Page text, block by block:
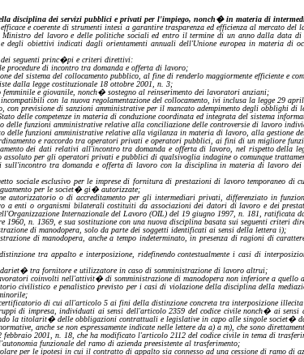
disciplina dei servizi pubblici e privati per l'impiego, nonch� in materia di
e coerente di strumenti intesi a garantire trasparenza ed efficienza al mercato
Ministro del lavoro e delle politiche sociali ed entro il termine di un anno dalla data
degli obiettivi indicati dagli orientamenti annuali dell'Unione europea in materia di
seguenti princ�pi e criteri direttivi:
proceduredi incontro tra domanda e offerta di lavoro;
del sistema del collocamento pubblico, al fine di renderlo maggiormente efficiente e
dalla legge costituzionale 18 ottobre 2001, n. 3;
e giovanile, nonch� sostegno al reinserimento dei lavoratori anziani;
con la nuova regolamentazionedel collocamento, ivi inclusa la legge 29
, con previsione di sanzioni amministrative per il mancato adempimento degli obblighi di
delle competenze in materia di conduzione coordinata ed integrata del sistema
delle funzioni amministrative relative alla conciliazione delle controversie di lavoro
delle funzioni amministrative relative alla vigilanza in materia di lavoro, alla gestione
e raccordo tra operatori privati e operatori pubblici, ai fini di un migliore
dei dati relativi all'incontro tra domanda e offerta di lavoro, nel rispetto della
assoluto per gli operatori privati e pubblici di qualsivoglia indagine o comunque
sull'incontro tra domanda e offerta di lavoro con la disciplina in materia di lavoro
sociale esclusivo per le imprese di fornitura di prestazioni di lavoro temporaneo di
per le societ� gi� autorizzate;
autorizzatorio o di accreditamento per gli intermediari privati, differenziato in
a enti o organismi bilaterali costituiti da associazioni dei datori di lavoro e dei
Internazionale del Lavoro (OIL) del 19 giugno 1997, n. 181, ratificata
1960, n. 1369, e sua sostituzione con una nuova disciplina basata sui seguenti criteri
di manodopera, solo da parte dei soggetti identificati ai sensi della lettera i);
di manodopera, anche a tempo indeterminato,in presenzadi ragioni di
tra appalto e interposizione, ridefinendo contestualmente i casidi
tra fornitore e utilizzatore in caso di somministrazione di lavoro altrui;
coinvolti nell'attivit� di somministrazione di manodopera non inferiore a
civilistico epenalisticoprevisto per i casi di violazione della disciplina della
di cui all'articolo 5 ai fini della distinzione concreta tra interposizione illecita
di impresa, individuati ai sensi dell'articolo 2359 del codice civile nonch� ai
la titolarit� delle obbligazioni contrattuali e legislative in capo alle singole societ�
anche se non espressamente indicate nelle lettereda a) a m), che sono
2001, n. 18, che ha modificato l'articolo 2112 del codice civile in tema di
funzionale del ramo di azienda preesistente al trasferimento;
per le ipotesi in cui il contratto di appalto sia connesso ad una cessione di ramo